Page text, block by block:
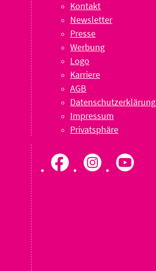
Kontakt
Newsletter
Presse
Werbung
Logo
Karriere
AGB
Datenschutzerklärung
Impressum
Privatsphäre